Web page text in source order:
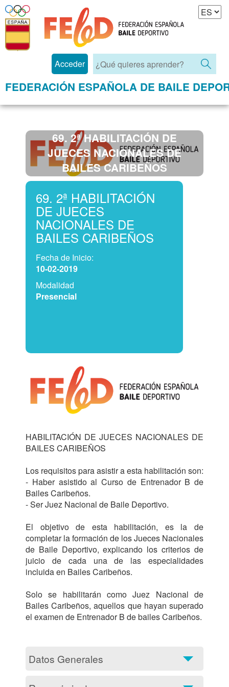
Acceder
FEDERACIÓN ESPAÑOLA DE BAILE
69. 2ª HABILITACIÓN DE
JUECES NACIONALES DE
BAILES CARIBEÑOS
69. 2ª HABILITACIÓN
DE JUECES
NACIONALES DE
BAILES CARIBEÑOS
Fecha de Inicio:
10-02-2019
Modalidad
Presencial
HABILITACIÓN DE JUECES NACIONALES DE
BAILES CARIBEÑOS
Los requisitos para asistir a esta habilitación son:
- Haber asistido al Curso de Entrenador B de
Bailes Caribeños.
- Ser Juez Nacional de Baile Deportivo.
El objetivo de esta habilitación, es la de
completar la formación de los Jueces Nacionales
de Baile Deportivo, explicando los criterios de
juicio de cada una de las especialidades
incluida en Bailes Caribeños.
Solo se habilitarán como Juez Nacional de
Bailes Caribeños, aquellos que hayan superado
el examen de Entrenador B de bailes Caribeños.
Datos Generales